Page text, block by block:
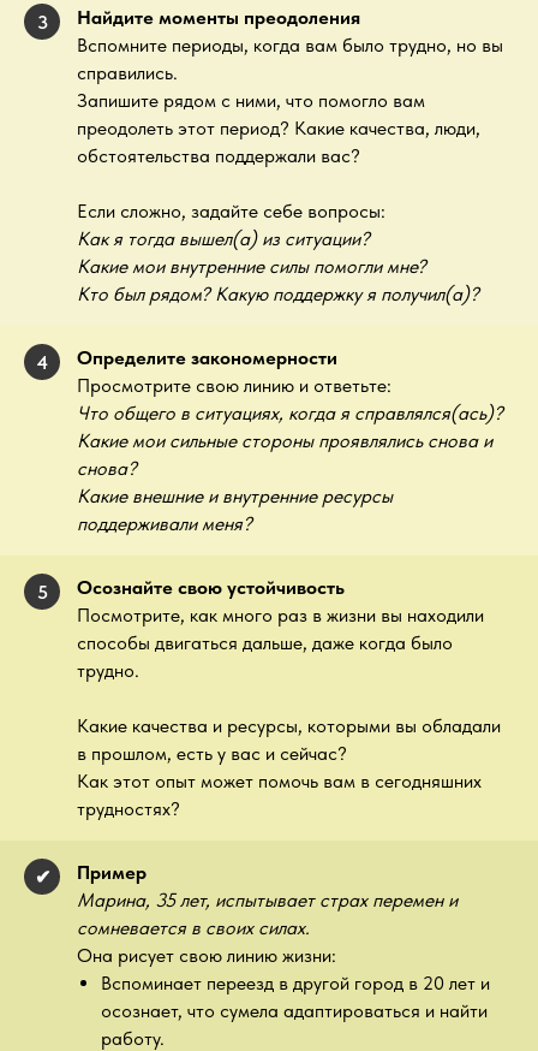
3
Найдите моменты преодоления
Вспомните периоды, когда вам было трудно, но вы
справились.
Запишите рядом с ними, что помогло вам
преодолеть этот период? Какие качества, люди,
обстоятельства поддержали вас?
Если сложно, задайте себе вопросы:
Как я тогда вышел(а) из ситуации?
Какие мои внутренние силы помогли мне?
Кто был рядом? Какую поддержку я получил(а)?
4
Определите закономерности
Просмотрите свою линию и ответьте:
Что общего в ситуациях, когда я справлялся(ась)?
Какие мои сильные стороны проявлялись снова и
снова?
Какие внешние и внутренние ресурсы
поддерживали меня?
5
Осознайте свою устойчивость
Посмотрите, как много раз в жизни вы находили
способы двигаться дальше, даже когда было
трудно.
Какие качества и ресурсы, которыми вы обладали
в прошлом, есть у вас и сейчас?
Как этот опыт может помочь вам в сегодняшних
трудностях?
✔
Пример
Марина, 35 лет, испытывает страх перемен и
сомневается в своих силах.
Она рисует свою линию жизни:
Вспоминает переезд в другой город в 20 лет и
осознает, что сумела адаптироваться и найти
работу.